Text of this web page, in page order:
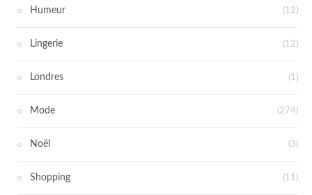
Humeur (12)
Lingerie (12)
Londres (1)
Mode (274)
Noël (3)
Shopping (11)